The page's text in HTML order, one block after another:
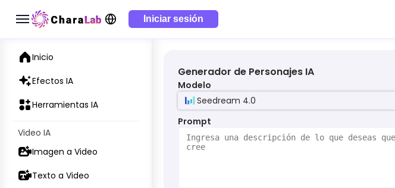
Iniciar sesión
Inicio
Efectos IA
Herramientas IA
Video IA
Imagen a Video
Texto a Video
Generador de Personajes IA
Modelo
Seedream 4.0
Prompt